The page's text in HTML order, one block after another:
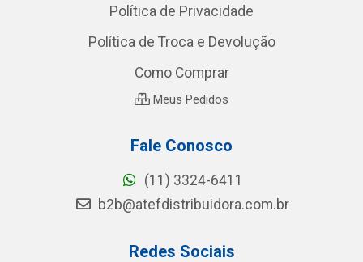
Política de Privacidade
Política de Troca e Devolução
Como Comprar
Meus Pedidos
Fale Conosco
(11) 3324-6411
b2b@atefdistribuidora.com.br
Redes Sociais